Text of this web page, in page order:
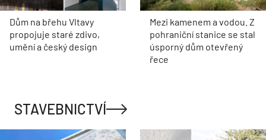
Dům na břehu Vltavy
propojuje staré zdivo,
umění a český design
Mezi kamenem a vodou. Z
pohraniční stanice se stal
úsporný dům otevřený
řece
STAVEBNICTVÍ